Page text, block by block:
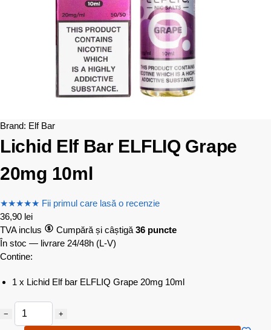
Brand: Elf Bar
Lichid Elf Bar ELFLIQ Grape
20mg 10ml
★★★★★ Fii primul care lasă o recenzie
36,90 lei
TVA inclus
Cumpără și câștigă 36 puncte
În stoc — livrare 24/48h (L-V)
Contine:
1 x Lichid Elf bar ELFLIQ Grape 20mg 10ml
− +